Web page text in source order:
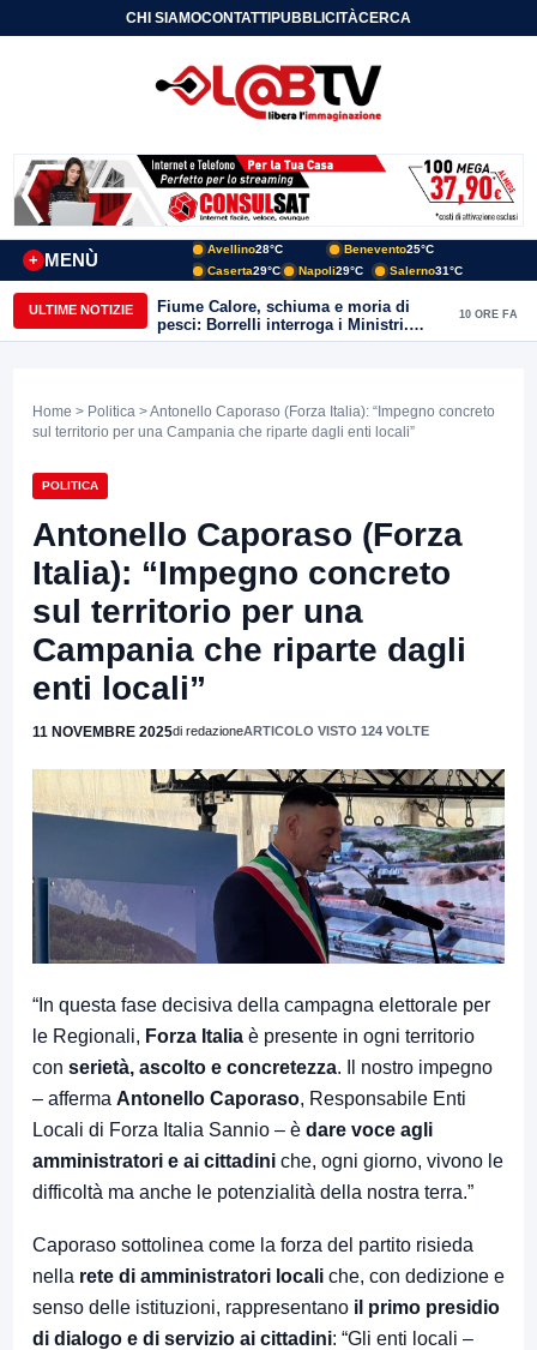
CHI SIAMOCONTATTIPUBBLICITÀCERCA
MENÙ
+
Avellino28°C Benevento25°C
Caserta29°C Napoli29°C Salerno31°C
ULTIME NOTIZIE
Fiume Calore, schiuma e moria di
pesci: Borrelli interroga i Ministri.
“Benevento paga l’assenza del
10 ORE FA
Home > Politica > Antonello Caporaso (Forza Italia): “Impegno concreto
sul territorio per una Campania che riparte dagli enti locali”
POLITICA
Antonello Caporaso (Forza
Italia): “Impegno concreto
sul territorio per una
Campania che riparte dagli
enti locali”
11 NOVEMBRE 2025di redazioneARTICOLO VISTO 124 VOLTE
“In questa fase decisiva della campagna elettorale per
le Regionali, Forza Italia è presente in ogni territorio
con serietà, ascolto e concretezza. Il nostro impegno
– afferma Antonello Caporaso, Responsabile Enti
Locali di Forza Italia Sannio – è dare voce agli
amministratori e ai cittadini che, ogni giorno, vivono le
difficoltà ma anche le potenzialità della nostra terra.”
Caporaso sottolinea come la forza del partito risieda
nella rete di amministratori locali che, con dedizione e
senso delle istituzioni, rappresentano il primo presidio
di dialogo e di servizio ai cittadini: “Gli enti locali –